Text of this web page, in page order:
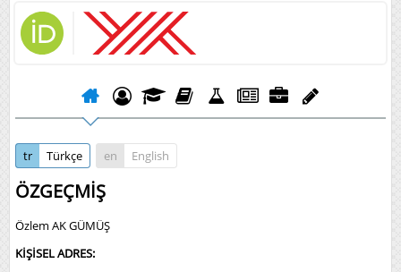
tr Türkçe en English
ÖZGEÇMİŞ
Özlem AK GÜMÜŞ
KİŞİSEL ADRES: